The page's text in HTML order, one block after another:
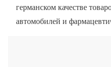
германском качестве
автомобилей и